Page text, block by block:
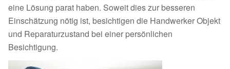
eine Lösung parat haben. Soweit dies zur besseren
Einschätzung nötig ist, besichtigen die Handwerker Objekt
und Reparaturzustand bei einer persönlichen
Besichtigung.